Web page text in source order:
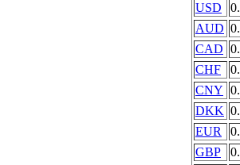
USD
AUD
CAD
CHF
CNY
DKK
EUR
GBP